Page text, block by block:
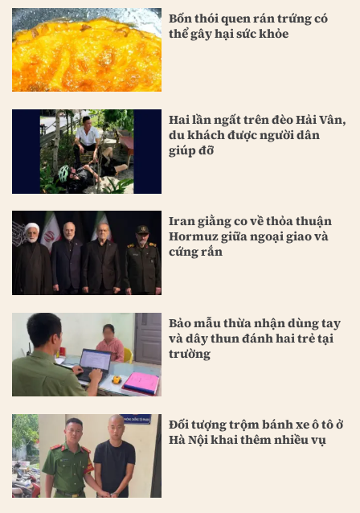
Bốn thói quen rán trứng có
thể gây hại sức khỏe
Hai lần ngất trên đèo Hải Vân,
du khách được người dân
giúp đỡ
Iran giằng co về thỏa thuận
Hormuz giữa ngoại giao và
cứng rắn
Bảo mẫu thừa nhận dùng tay
và dây thun đánh hai trẻ tại
trường
Đối tượng trộm bánh xe ô tô ở
Hà Nội khai thêm nhiều vụ